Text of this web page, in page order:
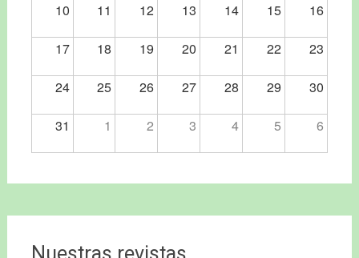
10 11 12 13 14 15 16
17 18 19 20 21 22 23
24 25 26 27 28 29 30
31 1 2 3 4 5 6